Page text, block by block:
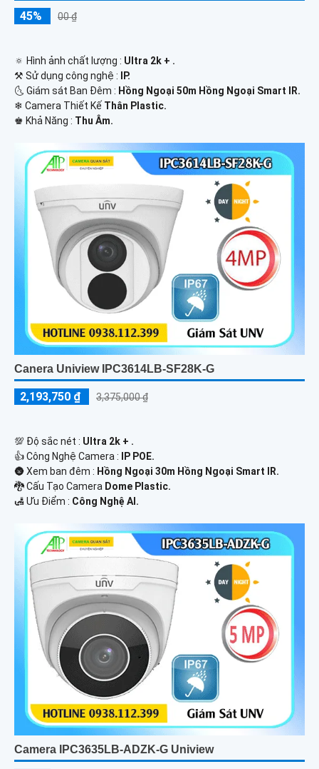
45% 00 ₫
🔅 Hình ảnh chất lượng : Ultra 2k + .
⚒ Sử dụng công nghệ :
IP.
🌜 Giám sát Ban Đêm : Hồng Ngoại 50m Hồng Ngoại Smart IR.
❄ Camera Thiết Kế Thân Plastic.
️♚ Khả Năng : Thu Âm.
Canera Uniview IPC3614LB-SF28K-G
2,193,750 ₫ 3,375,000 ₫
💯 Độ sắc nét : Ultra 2k + .
👍 Công Nghệ Camera :
IP POE.
🌚 Xem ban đêm : Hồng Ngoại 30m Hồng Ngoại Smart IR.
🐉️ Cấu Tạo Camera Dome Plastic.
️🛃 Ưu Điểm : Công Nghệ AI.
Camera IPC3635LB-ADZK-G Uniview